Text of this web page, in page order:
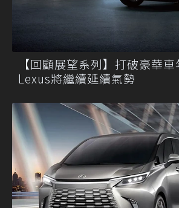
【回顧展望系列】打破豪華
Lexus將繼續延續氣勢